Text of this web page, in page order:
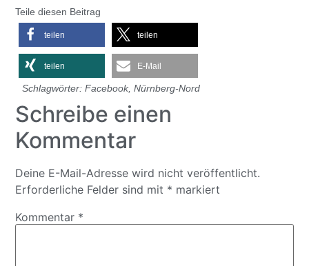
Teile diesen Beitrag
teilen teilen
teilen E-Mail
Schlagwörter:Facebook,Nürnberg-Nord
Schreibe einen
Kommentar
Deine E-Mail-Adresse wird nicht veröffentlicht.
Erforderliche Felder sind mit * markiert
Kommentar *